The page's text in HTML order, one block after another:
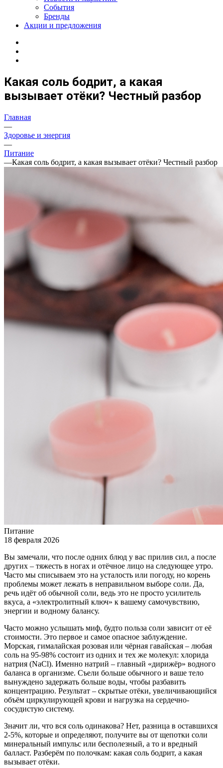
События
Бренды
Акции и предложения
Какая соль бодрит, а какая
вызывает отёки? Честный разбор
Главная
—
Здоровье и энергия
—
Питание
—Какая соль бодрит, а какая вызывает отёки? Честный разбор
Питание
18 февраля 2026
Вы замечали, что после одних блюд у вас прилив сил, а после
других – тяжесть в ногах и отёчное лицо на следующее утро.
Часто мы списываем это на усталость или погоду, но корень
проблемы может лежать в неправильном выборе соли. Да,
речь идёт об обычной соли, ведь это не просто усилитель
вкуса, а «электролитный ключ» к вашему самочувствию,
энергии и водному балансу.
Часто можно услышать миф, будто польза соли зависит от её
стоимости. Это первое и самое опасное заблуждение.
Морская, гималайская розовая или чёрная гавайская – любая
соль на 95-98% состоит из одних и тех же молекул: хлорида
натрия (NaCl). Именно натрий – главный «дирижёр» водного
баланса в организме. Съели больше обычного и ваше тело
вынуждено задержать больше воды, чтобы разбавить
концентрацию. Результат – скрытые отёки, увеличивающийся
объём циркулирующей крови и нагрузка на сердечно-
сосудистую систему.
Значит ли, что вся соль одинакова? Нет, разница в оставшихся
2-5%, которые и определяют, получите вы от щепотки соли
минеральный импульс или бесполезный, а то и вредный
балласт. Разберём по полочкам: какая соль бодрит, а какая
вызывает отёки.